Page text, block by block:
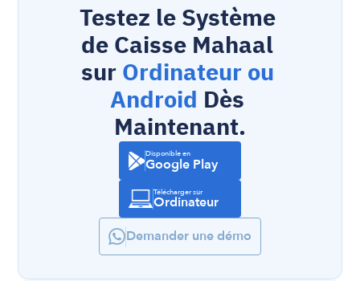
Testez le Système
de Caisse Mahaal
sur Ordinateur ou
Android Dès
Maintenant.
Disponible en
Google Play
Télécharger sur
Ordinateur
Demander une démo